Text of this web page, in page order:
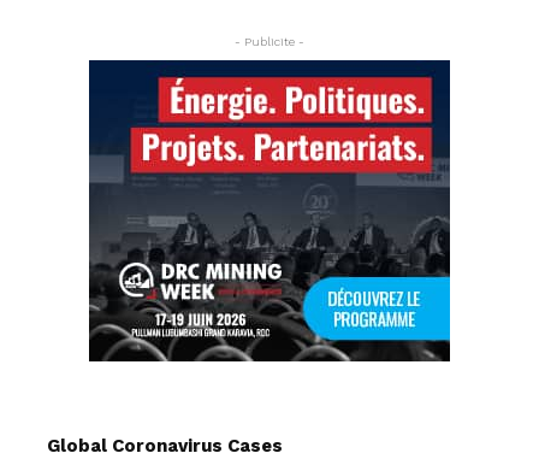
- Publicite -
Global Coronavirus Cases